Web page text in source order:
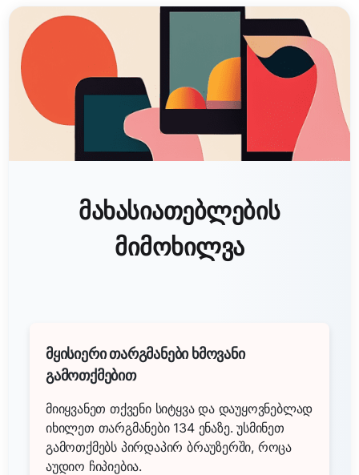
მახასიათებლების
მიმოხილვა
მყისიერი თარგმანები ხმოვანი
გამოთქმებით
მიიყვანეთ თქვენი სიტყვა და დაუყოვნებლად
იხილეთ თარგმანები 134 ენაზე. უსმინეთ
გამოთქმებს პირდაპირ ბრაუზერში, როცა
აუდიო ჩიპიებია.